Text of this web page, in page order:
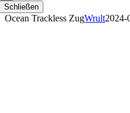
Schließen
Ocean Trackless ZugWrult2024-